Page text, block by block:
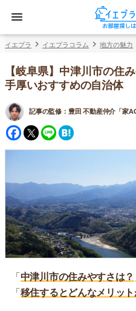
イエプラ イエプラコラム 地方の魅力
【岐阜県】中津川市の住
手厚いおすすめの自治体
記事の監修： 豊田 不動産仲介「家
Facebook
Twitter
Line
「 中津川市の住みやすさは？
「 移住するとどんなメリット